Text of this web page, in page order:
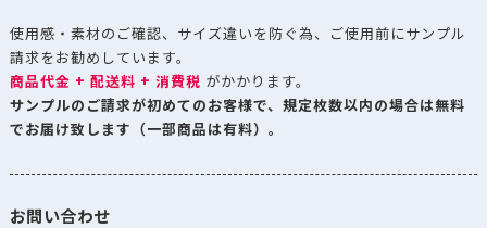
使用感・素材のご確認、サイズ違いを防ぐ為、ご使用前にサンプル
請求をお勧めしています。
商品代金 + 配送料 + 消費税 がかかります。
サンプルのご請求が初めてのお客様で、規定枚数以内の場合は無料
でお届け致します（一部商品は有料）。
お問い合わせ